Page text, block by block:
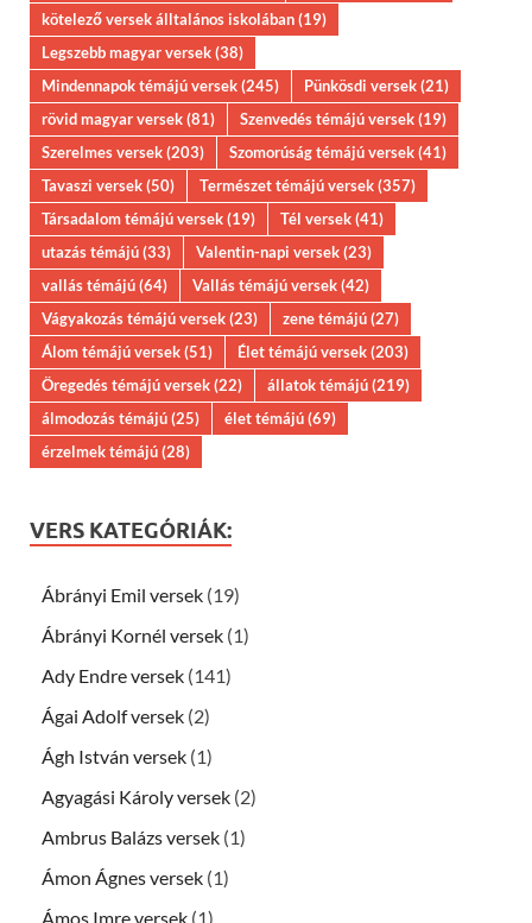
kötelező versek álltalános iskolában(19)
Legszebb magyar versek(38)
Mindennapok témájú versek(245) Pünkösdi versek(21)
rövid magyar versek(81) Szenvedés témájú versek(19)
Szerelmes versek(203) Szomorúság témájú versek(41)
Tavaszi versek(50) Természet témájú versek(357)
Társadalom témájú versek(19) Tél versek(41)
utazás témájú(33) Valentin-napi versek(23)
vallás témájú(64) Vallás témájú versek(42)
Vágyakozás témájú versek(23) zene témájú(27)
Álom témájú versek(51) Élet témájú versek(203)
Öregedés témájú versek(22) állatok témájú(219)
álmodozás témájú(25) élet témájú(69)
érzelmek témájú(28)
VERS KATEGÓRIÁK:
Ábrányi Emil versek (19)
Ábrányi Kornél versek (1)
Ady Endre versek (141)
Ágai Adolf versek (2)
Ágh István versek (1)
Agyagási Károly versek (2)
Ambrus Balázs versek (1)
Ámon Ágnes versek (1)
Ámos Imre versek (1)